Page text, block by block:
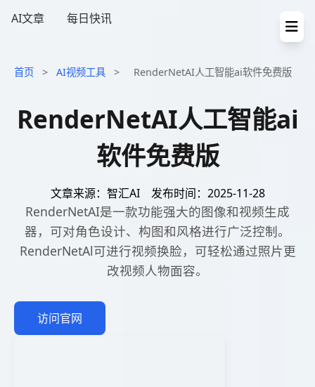
AI文章 每日快讯
首页 > AI视频工具 > RenderNetAI人工智能ai软件免费版
RenderNetAI人工智能ai
软件免费版
文章来源：智汇AI 发布时间：2025-11-28
RenderNetAI是一款功能强大的图像和视频生成
器，可对角色设计、构图和风格进行广泛控制。
RenderNetAl可进行视频换脸，可轻松通过照片更
改视频人物面容。
访问官网